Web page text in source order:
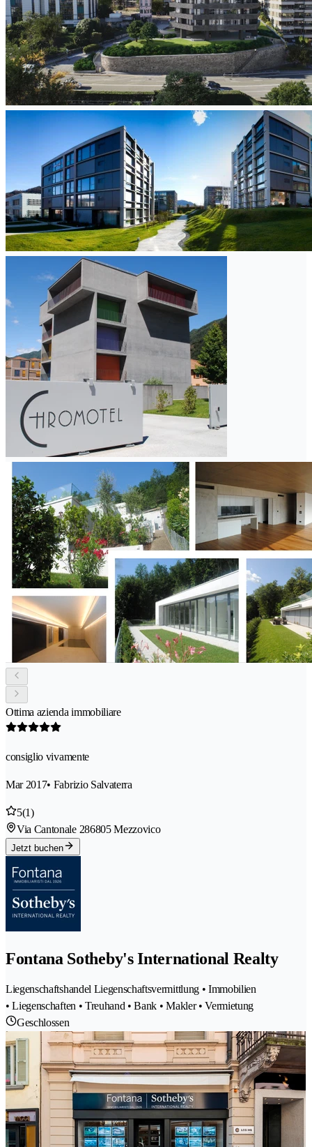
Ottima azienda immobiliare
consiglio vivamente
Mar 2017• Fabrizio Salvaterra
5(1)
Via Cantonale 286805 Mezzovico
Jetzt buchen
Fontana Sotheby's International Realty
Liegenschaftshandel Liegenschaftsvermittlung • Immobilien
• Liegenschaften • Treuhand • Bank • Makler • Vermietung
Geschlossen